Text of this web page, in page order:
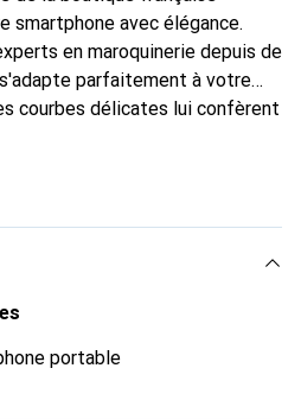
smartphone avec élégance.
en maroquinerie depuis de
parfaitement à votre
courbes délicates lui confèrent
votre smartphone.
est un choix sûr pour une
portable